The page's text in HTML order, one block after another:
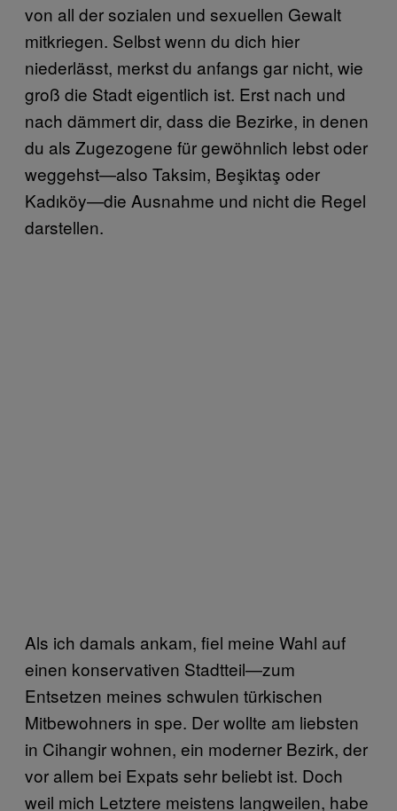
von all der sozialen und sexuellen Gewalt
mitkriegen. Selbst wenn du dich hier
niederlässt, merkst du anfangs gar nicht, wie
groß die Stadt eigentlich ist. Erst nach und
nach dämmert dir, dass die Bezirke, in denen
du als Zugezogene für gewöhnlich lebst oder
weggehst—also Taksim, Beşiktaş oder
Kadıköy—die Ausnahme und nicht die Regel
darstellen.
Als ich damals ankam, fiel meine Wahl auf
einen konservativen Stadtteil—zum
Entsetzen meines schwulen türkischen
Mitbewohners in spe. Der wollte am liebsten
in Cihangir wohnen, ein moderner Bezirk, der
vor allem bei Expats sehr beliebt ist. Doch
weil mich Letztere meistens langweilen, habe